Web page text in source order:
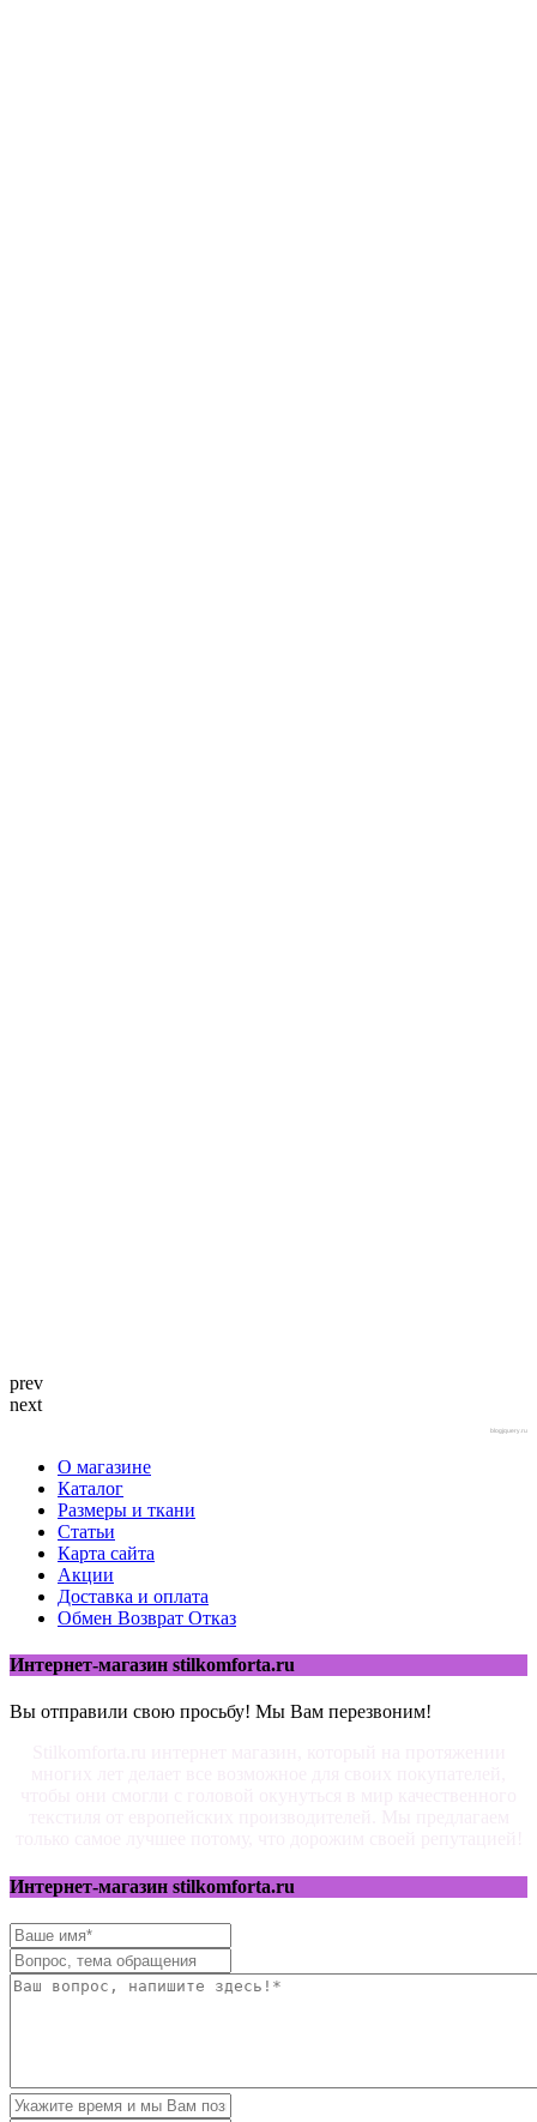
prev
next
blogjquery.ru
О магазине
Каталог
Размеры и ткани
Статьи
Карта сайта
Акции
Доставка и оплата
Обмен Возврат Отказ
Интернет-магазин stilkomforta.ru
Вы отправили свою просьбу! Мы Вам перезвоним!
Интернет-магазин stilkomforta.ru